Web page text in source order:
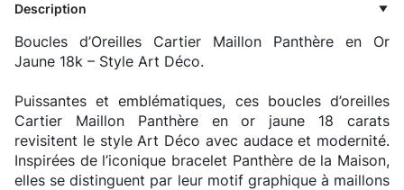
Description
Boucles d’Oreilles Cartier Maillon Panthère en Or
Jaune 18k – Style Art Déco.
Puissantes et emblématiques, ces boucles d’oreilles
Cartier Maillon Panthère en or jaune 18 carats
revisitent le style Art Déco avec audace et modernité.
Inspirées de l’iconique bracelet Panthère de la Maison,
elles se distinguent par leur motif graphique à maillons